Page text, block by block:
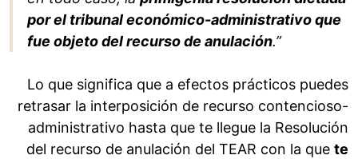
por el tribunal económico-administrativo que
fue objeto del recurso de anulación.”
Lo que significa que a efectos prácticos puedes
retrasar la interposición de recurso contencioso-
administrativo hasta que te llegue la Resolución
del recurso de anulación del TEAR con la que te